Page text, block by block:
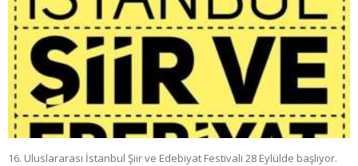
16. Uluslararası İstanbul Şiir ve Edebiyat Festivali 28 Eylülde başlıyor.